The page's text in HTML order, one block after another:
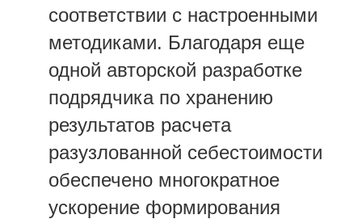
соответствии с настроенными
методиками. Благодаря еще
одной авторской разработке
подрядчика по хранению
результатов расчета
разузлованной себестоимости
обеспечено многократное
ускорение формирования